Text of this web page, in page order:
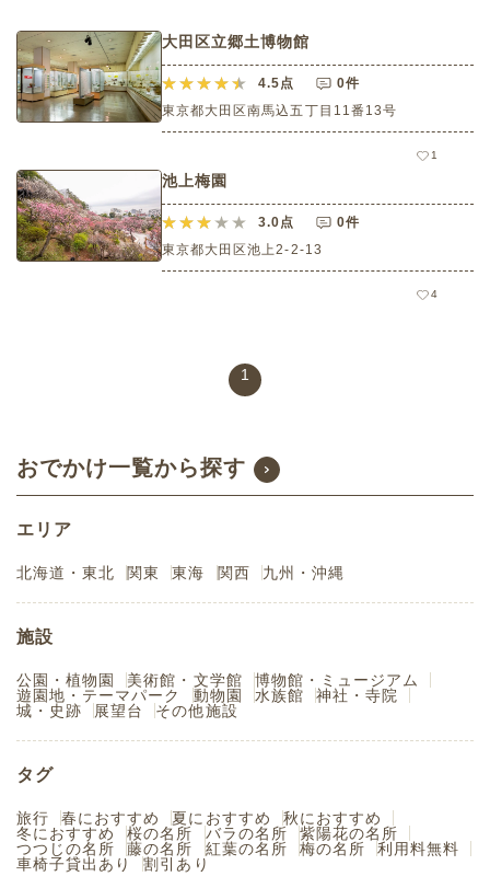
大田区立郷土博物館
4.5点
0件
東京都大田区南馬込五丁目11番13号
1
池上梅園
3.0点
0件
東京都大田区池上2-2-13
4
1
おでかけ一覧から探す
エリア
北海道・東北 関東 東海 関西 九州・沖縄
施設
公園・植物園 美術館・文学館
博物館・ミュージアム
遊園地・テーマパーク
動物園 水族館
神社・寺院
城・史跡
展望台 その他施設
タグ
旅行 春におすすめ 夏におすすめ
秋におすすめ
冬におすすめ
桜の名所 バラの名所
紫陽花の名所
つつじの名所
藤の名所 紅葉の名所 梅の名所
利用料無料
車椅子貸出あり
割引あり